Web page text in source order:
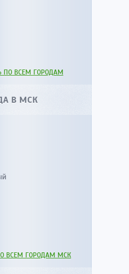
ПО ВСЕМ ГОРОДАМ
В МСК
ВСЕМ ГОРОДАМ МСК